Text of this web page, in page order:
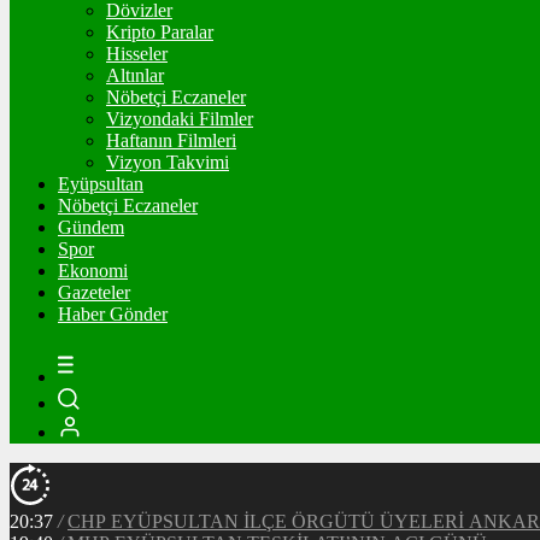
Dövizler
Kripto Paralar
Hisseler
Altınlar
Nöbetçi Eczaneler
Vizyondaki Filmler
Haftanın Filmleri
Vizyon Takvimi
Eyüpsultan
Nöbetçi Eczaneler
Gündem
Spor
Ekonomi
Gazeteler
Haber Gönder
20:37 / CHP EYÜPSULTAN İLÇE ÖRGÜTÜ ÜYELERİ